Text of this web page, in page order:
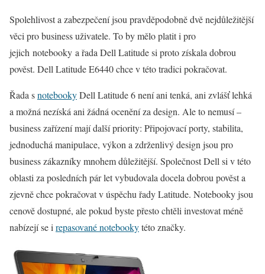
Spolehlivost a zabezpečení jsou pravděpodobně dvě nejdůležitější
věci pro business uživatele. To by mělo platit i pro
jejich notebooky a řada Dell Latitude si proto získala dobrou
pověst. Dell Latitude E6440 chce v této tradici pokračovat.
Řada snotebookyDell Latitude 6 není ani tenká, ani zvlášť lehká
a možná nezíská ani žádná ocenění za design. Ale to nemusí –
business zařízení mají další priority: Připojovací porty, stabilita,
jednoduchá manipulace, výkon a zdrženlivý design jsou pro
business zákazníky mnohem důležitější. Společnost Dell si v této
oblasti za posledních pár let vybudovala docela dobrou pověst a
zjevně chce pokračovat v úspěchu řady Latitude. Notebooky jsou
cenově dostupné, ale pokud byste přesto chtěli investovat méně
nabízejí se irepasované notebookytéto značky.